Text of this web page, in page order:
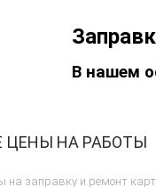
В нашем
ЦЕНЫ НА РАБОТЫ
на заправку и ремонт